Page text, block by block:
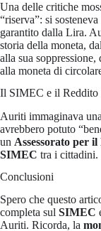
Una delle critiche
“riserva”: si
garantito dalla Lira.
storia della moneta,
alla sua
alla moneta di
Il SIMEC e il Reddito
Auriti immaginava
avrebbero potuto
un Assessorato per
SIMEC tra i cittadini.
Conclusioni
Spero che questo
completa sul SIMEC
Auriti. Ricorda, la